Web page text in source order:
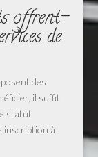
offrent-
de
des
il suffit
statut
inscription à